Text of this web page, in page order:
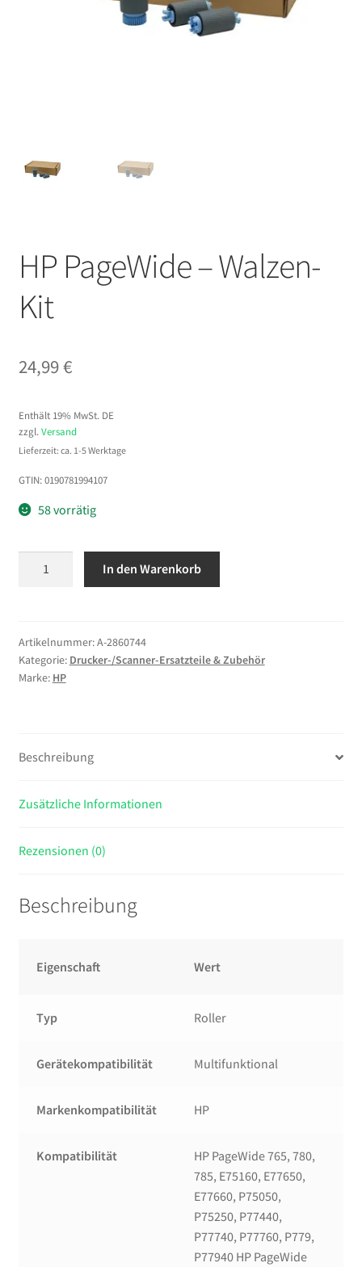
HP PageWide – Walzen-
Kit
24,99€
Enthält 19% MwSt. DE
zzgl. Versand
Lieferzeit: ca. 1-5 Werktage
GTIN: 0190781994107
58 vorrätig
Kit
Menge
In den Warenkorb
Artikelnummer:A-2860744
Kategorie: Drucker-/Scanner-Ersatzteile & Zubehör
Marke: HP
Beschreibung
Zusätzliche Informationen
Rezensionen (0)
Beschreibung
Eigenschaft Wert
Typ Roller
Gerätekompatibilität Multifunktional
Markenkompatibilität HP
Kompatibilität
HP PageWide 765, 780,
785, E75160, E77650,
E77660, P75050,
P75250, P77440,
P77740, P77760, P779,
P77940 HP PageWide